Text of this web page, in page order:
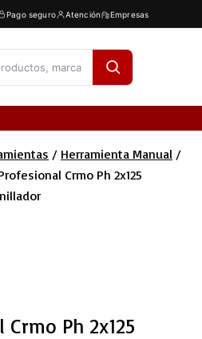
Pago seguro Atención Empresas
/ Herramienta Manual /
Crmo Ph 2x125
Ph 2x125